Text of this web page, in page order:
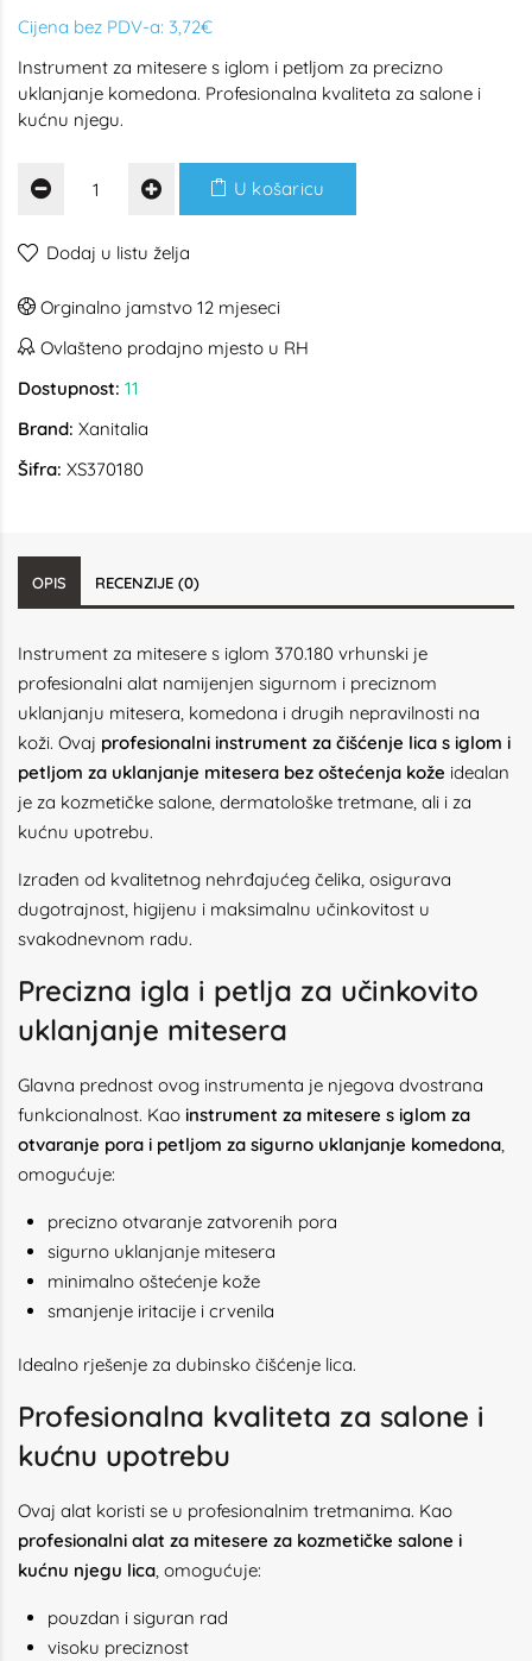
Cijena bez PDV-a: 3,72€
Instrument za mitesere s iglom i petljom za precizno
uklanjanje komedona. Profesionalna kvaliteta za salone i
kućnu njegu.
U košaricu
Dodaj u listu želja
Orginalno jamstvo 12 mjeseci
Ovlašteno prodajno mjesto u RH
Dostupnost: 11
Brand: Xanitalia
Šifra: XS370180
OPIS RECENZIJE (0)
Instrument za mitesere s iglom 370.180 vrhunski je
profesionalni alat namijenjen sigurnom i preciznom
uklanjanju mitesera, komedona i drugih nepravilnosti na
koži. Ovaj profesionalni instrument za čišćenje lica s iglom i
petljom za uklanjanje mitesera bez oštećenja kože idealan
je za kozmetičke salone, dermatološke tretmane, ali i za
kućnu upotrebu.
Izrađen od kvalitetnog nehrđajućeg čelika, osigurava
dugotrajnost, higijenu i maksimalnu učinkovitost u
svakodnevnom radu.
Precizna igla i petlja za učinkovito
uklanjanje mitesera
Glavna prednost ovog instrumenta je njegova dvostrana
funkcionalnost. Kao instrument za mitesere s iglom za
otvaranje pora i petljom za sigurno uklanjanje komedona,
omogućuje:
precizno otvaranje zatvorenih pora
sigurno uklanjanje mitesera
minimalno oštećenje kože
smanjenje iritacije i crvenila
Idealno rješenje za dubinsko čišćenje lica.
Profesionalna kvaliteta za salone i
kućnu upotrebu
Ovaj alat koristi se u profesionalnim tretmanima. Kao
profesionalni alat za mitesere za kozmetičke salone i
kućnu njegu lica, omogućuje:
pouzdan i siguran rad
visoku preciznost